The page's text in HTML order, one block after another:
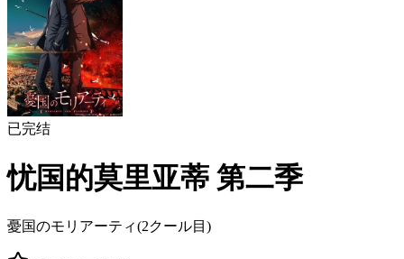
已完结
忧国的莫里亚蒂 第二季
憂国のモリアーティ(2クール目)